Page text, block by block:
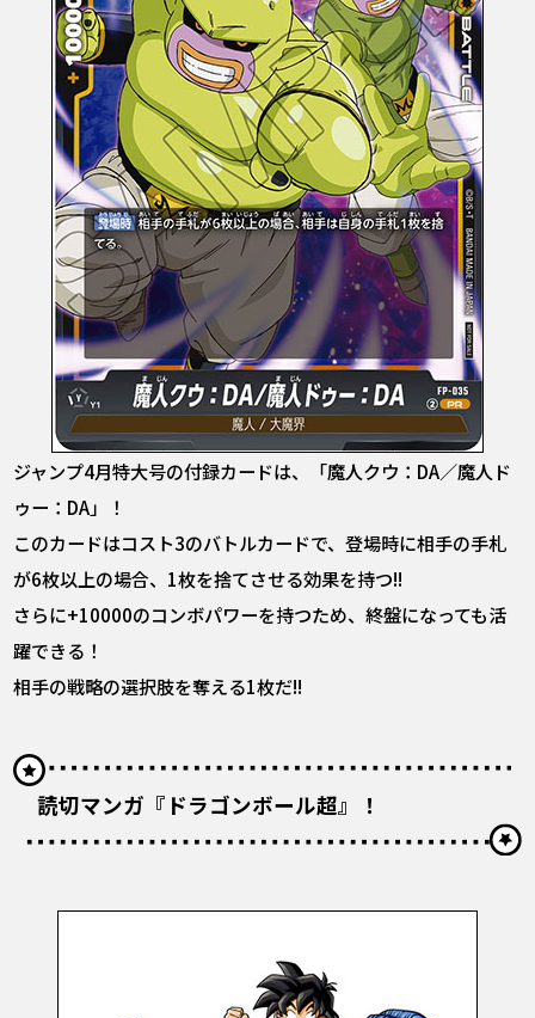
ジャンプ4月特大号の付録カードは、「魔人クウ：DA／魔人ド
ゥー：DA」！
このカードはコスト3のバトルカードで、登場時に相手の手札
が6枚以上の場合、1枚を捨てさせる効果を持つ!!
さらに+10000のコンボパワーを持つため、終盤になっても活
躍できる！
相手の戦略の選択肢を奪える1枚だ!!
読切マンガ『ドラゴンボール超』！